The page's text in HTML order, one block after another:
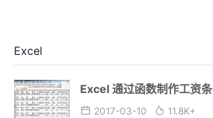
Excel
Excel 通过函数制作工资条
2017-03-10 11.8K+